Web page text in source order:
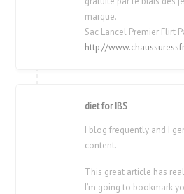
marque.
Sac Lancel Premier Flirt
http://
diet for IBS
I blog frequently and I
content.
This great article has
I’m going to bookmark